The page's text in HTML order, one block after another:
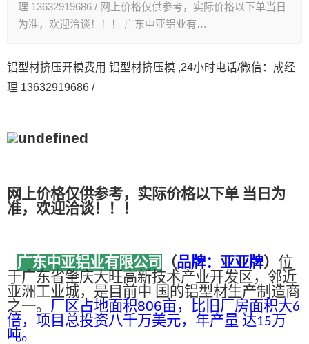
理 13632919686 / 网上价格仅供参考，实际价格以下单当日
为准，欢迎洽谈！！！ 广东中亚铝业有…
铝型材挤压开模费用 铝型材挤压模 ,24小时电话/微信：成经
理 13632919686 /
网上价格仅供参考，实际价格以下单 当日为
准，欢迎洽谈！！！
广东中亚铝业有限公司 （品牌：亚亚牌） 位
于广东省肇庆大旺高新技术产业开发区，邻近
亚洲工业城，是目前中 国的铝型材生产制造商
之一。 厂区占地面积806亩，比旧厂房面积大6
倍，项目总投资八千万美元，年产量 达15万
吨。